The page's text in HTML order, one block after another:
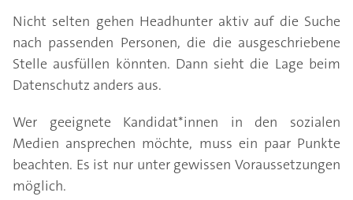
Nicht selten gehen Headhunter aktiv auf die Suche
nach passenden Personen, die die ausgeschriebene
Stelle ausfüllen könnten. Dann sieht die Lage beim
Datenschutz anders aus.
Wer geeignete Kandidat*innen in den sozialen
Medien ansprechen möchte, muss ein paar Punkte
beachten. Es ist nur unter gewissen Voraussetzungen
möglich.